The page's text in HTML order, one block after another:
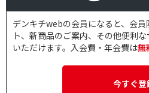
デンキチwebの会員になると、会
ト、新商品のご案内、その他便利
いただけます。入会費・年会費は無
今すぐ登